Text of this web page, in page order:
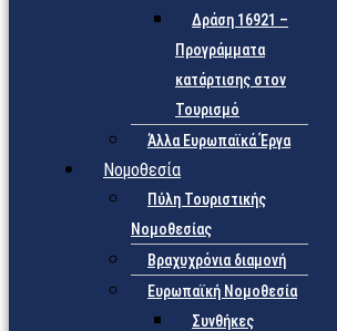
Δράση 16921 –
Προγράμματα
κατάρτισης στον
Τουρισμό
Άλλα Ευρωπαϊκά Έργα
Νομοθεσία
Πύλη Τουριστικής
Νομοθεσίας
Βραχυχρόνια διαμονή
Ευρωπαϊκή Νομοθεσία
Συνθήκες